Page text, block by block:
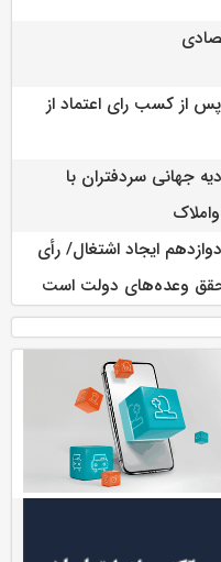
پس از کسب رای اعتماد از
جهانی سردفتران با
ایجاد اشتغال/ رأی
وعده‌های دولت است